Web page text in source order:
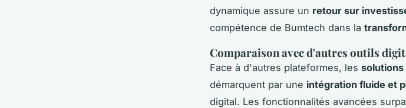
dynamique assure un retour sur
compétence de Bumtech dans la
Comparaison avec d'autres outils
Face à d'autres plateformes, les solutions
démarquent par une intégration fluide et
digital. Les fonctionnalités avancées